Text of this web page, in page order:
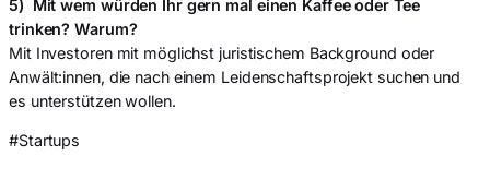
5) Mit wem würden Ihr gern mal einen Kaffee oder Tee
trinken? Warum?
Mit Investoren mit möglichst juristischem Background oder
Anwält:innen, die nach einem Leidenschaftsprojekt suchen und
es unterstützen wollen.
#Startups